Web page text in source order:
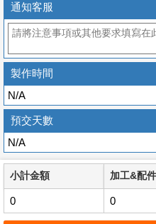
通知客服
製作時間
N/A
預交天數
N/A
小計金額 加工&配件
0 0